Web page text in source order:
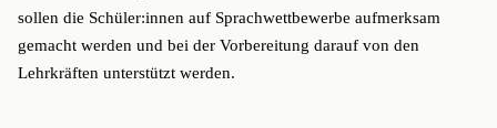
sollen die Schüler:innen auf Sprachwettbewerbe aufmerksam
gemacht werden und bei der Vorbereitung darauf von den
Lehrkräften unterstützt werden.